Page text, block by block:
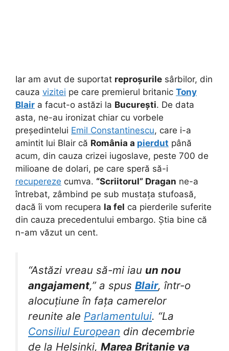
Iar am avut de suportat reproșurile sârbilor, din
cauza vizitei pe care premierul britanic Tony
Blair a facut-o astăzi la București. De data
asta, ne-au ironizat chiar cu vorbele
președintelui Emil Constantinescu, care i-a
amintit lui Blair că România a pierdut până
acum, din cauza crizei iugoslave, peste 700 de
milioane de dolari, pe care speră să-i
recupereze cumva. “Scriitorul” Dragan ne-a
întrebat, zâmbind pe sub mustața stufoasă,
dacă îi vom recupera la fel ca pierderile suferite
din cauza precedentului embargo. Știa bine că
n-am văzut un cent.
“Astăzi vreau să-mi iau un nou
angajament,” a spus Blair, într-o
alocuțiune în fața camerelor
reunite ale Parlamentului. “La
Consiliul European din decembrie
de la Helsinki, Marea Britanie va